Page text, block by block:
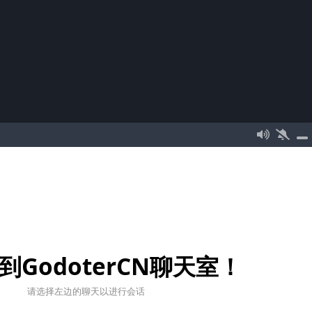
GodoterCN聊天室！
请选择左边的聊天以进行会话